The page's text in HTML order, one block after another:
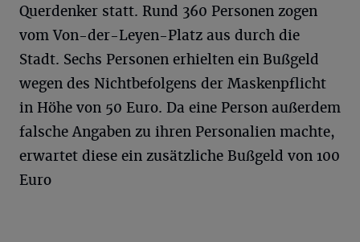
Querdenker statt. Rund 360 Personen zogen
vom Von-der-Leyen-Platz aus durch die
Stadt. Sechs Personen erhielten ein Bußgeld
wegen des Nichtbefolgens der Maskenpflicht
in Höhe von 50 Euro. Da eine Person außerdem
falsche Angaben zu ihren Personalien machte,
erwartet diese ein zusätzliche Bußgeld von 100
Euro